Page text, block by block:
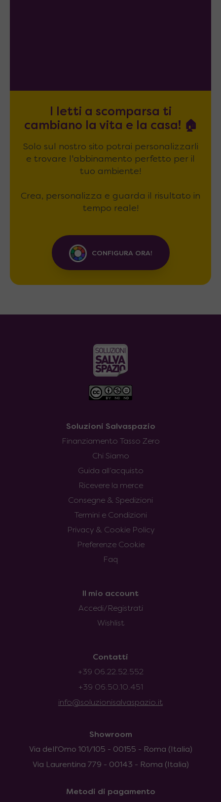
I letti a scomparsa ti
cambiano la vita e la casa! 🏠
Solo sul nostro sito potrai personalizzarli
e trovare l'abbinamento perfetto per il
tuo ambiente!
Crea, personalizza e guarda il risultato in
tempo reale!
CONFIGURA ORA!
Soluzioni Salvaspazio
Finanziamento Tasso Zero
Chi Siamo
Guida all’acquisto
Ricevere la merce
Consegne & Spedizioni
Termini e Condizioni
Privacy & Cookie Policy
Preferenze Cookie
Faq
Il mio account
Accedi/Registrati
Wishlist
Contatti
+39 06.22.52.552
+39 06.50.10.451
info@soluzionisalvaspazio.it
Showroom
Via dell'Omo 101/105 - 00155 - Roma (Italia)
Via Laurentina 779 - 00143 - Roma (Italia)
Metodi di pagamento